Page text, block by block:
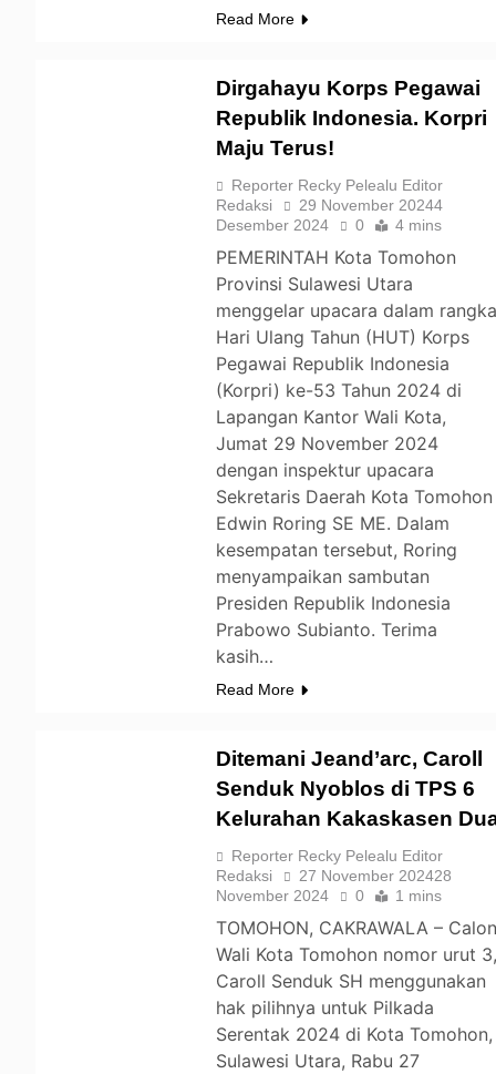
Read More
Dirgahayu Korps Pegawai
Republik Indonesia. Korpri
Maju Terus!
Reporter Recky Pelealu Editor
Redaksi
29 November 20244
Desember 2024
0 4 mins
PEMERINTAH Kota Tomohon
Provinsi Sulawesi Utara
menggelar upacara dalam
Hari Ulang Tahun (HUT) Korps
Pegawai Republik Indonesia
(Korpri) ke-53 Tahun 2024 di
Lapangan Kantor Wali Kota,
Jumat 29 November 2024
dengan inspektur upacara
Sekretaris Daerah Kota Tomohon
Edwin Roring SE ME. Dalam
kesempatan tersebut, Roring
menyampaikan sambutan
Presiden Republik Indonesia
Prabowo Subianto. Terima
kasih…
Read More
Ditemani Jeand’arc, Caroll
Senduk Nyoblos di TPS 6
Kelurahan Kakaskasen
Reporter Recky Pelealu Editor
Redaksi
27 November 202428
November 2024
0 1 mins
TOMOHON, CAKRAWALA –
Wali Kota Tomohon nomor urut
Caroll Senduk SH menggunakan
hak pilihnya untuk Pilkada
Serentak 2024 di Kota Tomohon,
Sulawesi Utara, Rabu 27